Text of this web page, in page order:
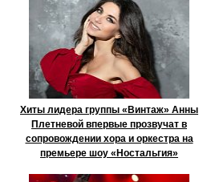
Хиты лидера группы «Винтаж» Анны
Плетневой впервые прозвучат в
сопровождении хора и оркестра на
премьере шоу «Ностальгия»